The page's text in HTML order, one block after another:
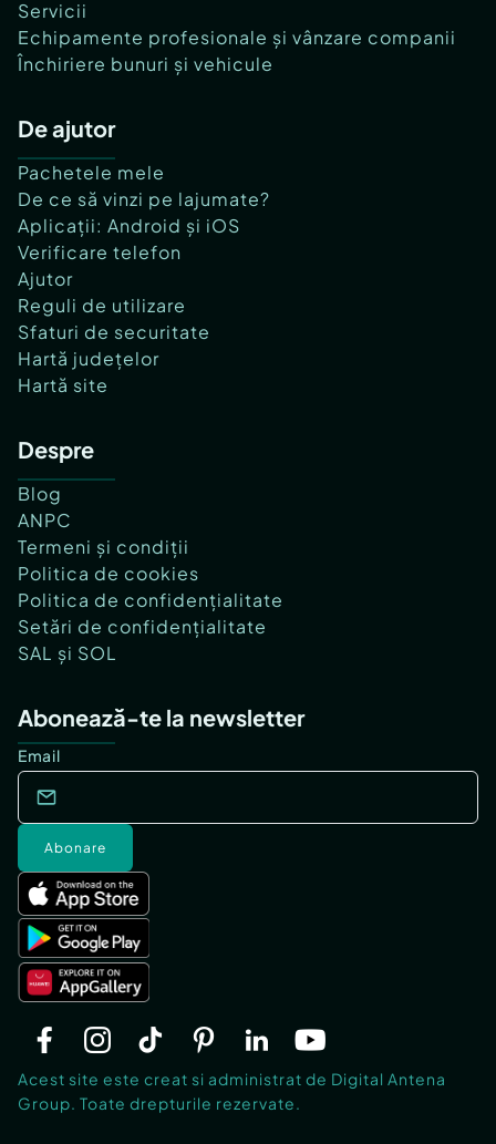
Servicii
Echipamente profesionale și vânzare companii
Închiriere bunuri și vehicule
De ajutor
Pachetele mele
De ce să vinzi pe lajumate?
Aplicații: Android și iOS
Verificare telefon
Ajutor
Reguli de utilizare
Sfaturi de securitate
Hartă județelor
Hartă site
Despre
Blog
ANPC
Termeni și condiții
Politica de cookies
Politica de confidențialitate
Setări de confidențialitate
SAL și SOL
Abonează-te la newsletter
Email
Abonare
Acest site este creat si administrat de Digital Antena
Group. Toate drepturile rezervate.